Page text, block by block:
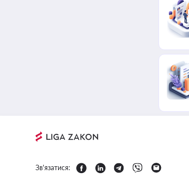
Зв'язатися: